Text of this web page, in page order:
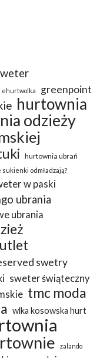
ehurtwolka
greenpoint
hurtownia
odzieży
hurtownia ubrań
sukienki odmładzają?
w paski
ubrania
ubrania
swetry
sweter świąteczny
tmc moda
wlka kosowska hurt
zalando